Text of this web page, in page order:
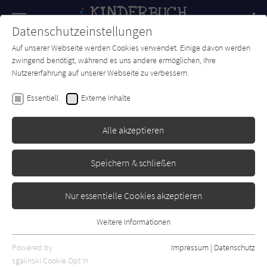
SUCHE Forum Charts Newsletter
Silke Farmer
Der Ring des Zwergenkönigs
Erschienen: September 2021
Datenschutzeinstellungen
Auf unserer Webseite werden Cookies verwendet. Einige davon werden
zwingend benötigt, während es uns andere ermöglichen, Ihre
Nutzererfahrung auf unserer Webseite zu verbessern.
Essentiell Externe Inhalte
Alle akzeptieren
Speichern & schließen
Nur essentielle Cookies akzeptieren
Essentielle Cookies werden für grundlegende Funktionen der
Webseite benötigt. Dadurch ist gewährleistet, dass die Webseite
Weitere Informationen
Powered by
sgalinski Cookie Opt In
Impressum | Datenschutz